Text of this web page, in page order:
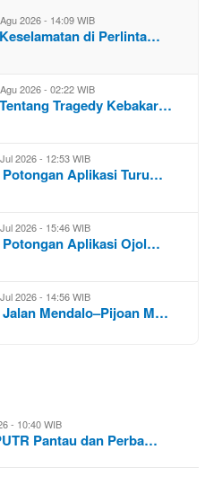
2026 - 14:09 WIB
di Perlinta…
2026 - 02:22 WIB
Tragedy Kebakar…
2026 - 12:53 WIB
Potongan Aplikasi Turu…
2026 - 15:46 WIB
Potongan Aplikasi Ojol…
2026 - 14:56 WIB
Mendalo–Pijoan M…
- 10:40 WIB
Pantau dan Perba…